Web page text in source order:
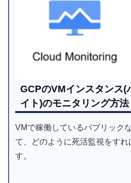
GCPのVMインスタンス(
イト)のモニタリング方法
VMで稼働しているパブリック
て、どのように死活監視をすれ
す。